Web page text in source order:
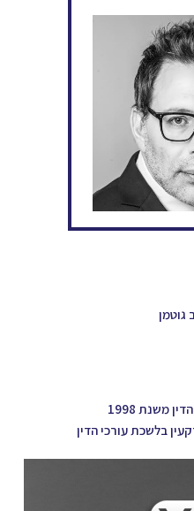
גוטמן
משנת 1998
בלשכת עורכי הדין